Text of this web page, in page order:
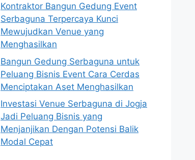
Kontraktor Bangun Gedung Event
Serbaguna Terpercaya Kunci
Mewujudkan Venue yang
Menghasilkan
Bangun Gedung Serbaguna untuk
Peluang Bisnis Event Cara Cerdas
Menciptakan Aset Menghasilkan
Investasi Venue Serbaguna di Jogja
Jadi Peluang Bisnis yang
Menjanjikan Dengan Potensi Balik
Modal Cepat